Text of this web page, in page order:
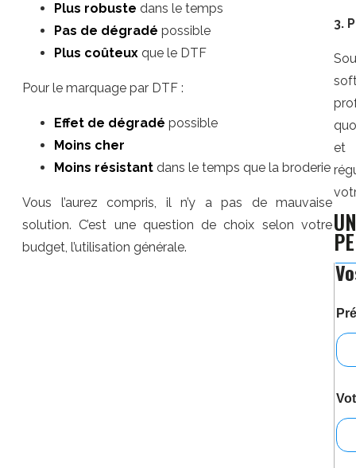
Plus robuste dans le temps
Pas de dégradé possible
Plus coûteux que le DTF
Pour le marquage par DTF :
Effet de dégradé possible
Moins cher
Moins résistant dans le temps que la broderie
Vous l’aurez compris, il n’y a pas de mauvaise
solution. C’est une question de choix selon votre
budget, l’utilisation générale.
3.
et
s
o
t
h
e
l
C
o
o